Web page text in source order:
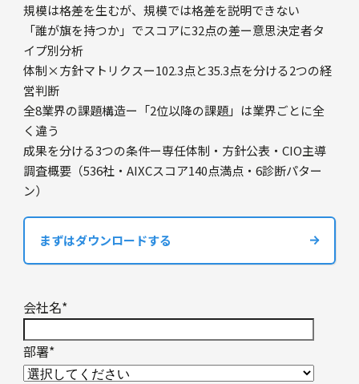
規模は格差を生むが、規模では格差を説明できない
「誰が旗を持つか」でスコアに32点の差ー意思決定者タ
イプ別分析
体制×方針マトリクスー102.3点と35.3点を分ける2つの経
営判断
全8業界の課題構造ー「2位以降の課題」は業界ごとに全
く違う
成果を分ける3つの条件ー専任体制・方針公表・CIO主導
調査概要（536社・AIXCスコア140点満点・6診断パター
ン）
まずはダウンロードする
会社名*
部署*